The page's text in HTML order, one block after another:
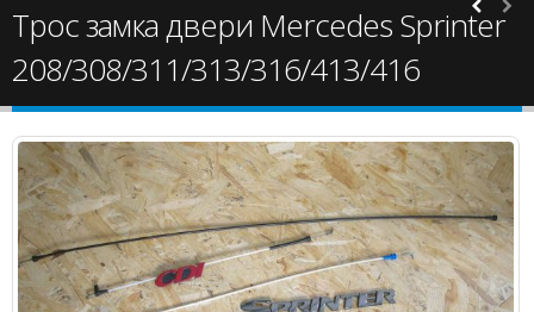
Трос замка двери Mercedes Sprinter
208/308/311/313/316/413/416